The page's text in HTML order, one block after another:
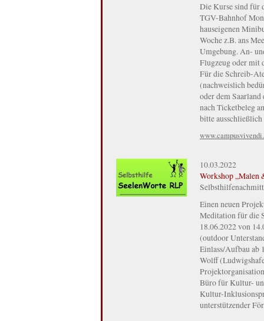
Die Kurse sind für
TGV-Bahnhof
hauseigenen
Woche z.B. ans
Umgebung. An-
Flugzeug oder mit
Für die Schreib-
(nachweislich
oder dem
nach Ticketbeleg
bitte ausschließlich
10.03.2022
Workshop „Malen
Einen neuen
Meditation für die
18.06.2022 von
(outdoor
Einlass/Aufbau ab
Wolff
Büro für Kultur-
Kultur-
unterstützender